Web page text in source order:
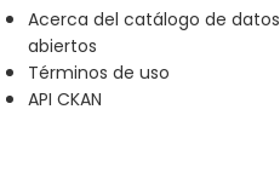
Acerca del catálogo de datos
abiertos
Términos de uso
API CKAN